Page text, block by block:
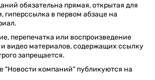
обязательна прямая, открытая для
гиперссылка в первом абзаце на
перепечатка или воспроизведение
видео материалов, содержащих ссылку
запрещается.
"Новости компаний" публикуются на